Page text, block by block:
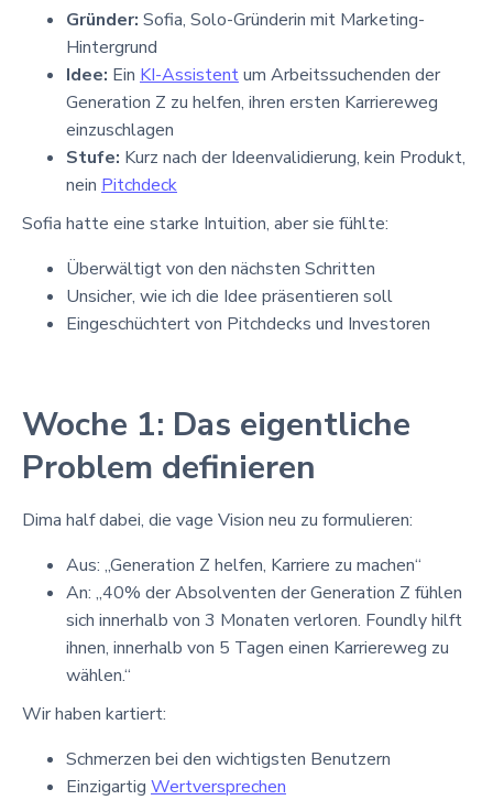
Gründer: Sofia, Solo-Gründerin mit Marketing-
Hintergrund
Idee: Ein KI-Assistentum Arbeitssuchenden der
Generation Z zu helfen, ihren ersten Karriereweg
einzuschlagen
Stufe: Kurz nach der Ideenvalidierung, kein Produkt,
nein Pitchdeck
Sofia hatte eine starke Intuition, aber sie fühlte:
Überwältigt von den nächsten Schritten
Unsicher, wie ich die Idee präsentieren soll
Eingeschüchtert von Pitchdecks und Investoren
Woche 1: Das eigentliche
Problem definieren
Dima half dabei, die vage Vision neu zu formulieren:
Aus: „Generation Z helfen, Karriere zu machen“
An: „40% der Absolventen der Generation Z fühlen
sich innerhalb von 3 Monaten verloren. Foundly hilft
ihnen, innerhalb von 5 Tagen einen Karriereweg zu
wählen.“
Wir haben kartiert:
Schmerzen bei den wichtigsten Benutzern
Einzigartig Wertversprechen